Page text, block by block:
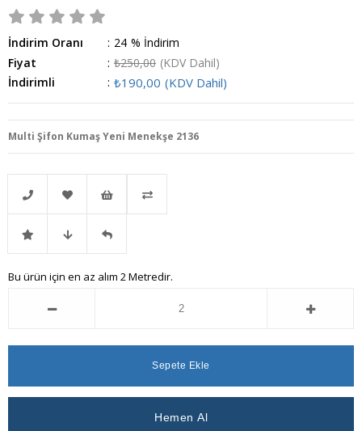
İndirim Oranı : %
24
İndirim
Fiyat
: ₺250,00 (KDV Dahil)
İndirimli
: ₺190,00 (KDV Dahil)
Multi Şifon Kumaş Yeni Menekşe 2136
Telefonla
Sipariş
Favorilere
Ekle
İstek
Listeme
İndirimli Fiyat
Ver
Gelince
Bu ürün için en az alım 2 Metredir.